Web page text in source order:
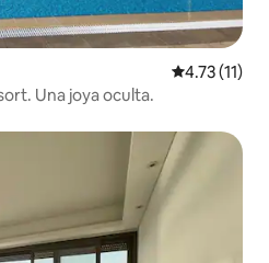
Calificación
4.73 (11)
Una joya oculta.